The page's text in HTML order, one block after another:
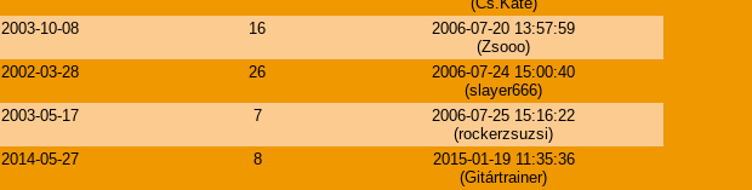
2003-10-08 16
2006-07-20 13:57:59
(Zsooo)
2002-03-28 26
2006-07-24 15:00:40
(slayer666)
2003-05-17 7
2006-07-25 15:16:22
(rockerzsuzsi)
2014-05-27 8
2015-01-19 11:35:36
(Gitártrainer)